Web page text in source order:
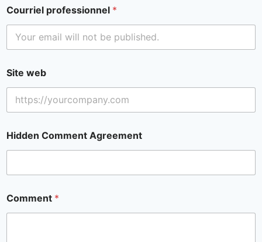
Courriel professionnel *
Site web
Hidden Comment Agreement
Comment *